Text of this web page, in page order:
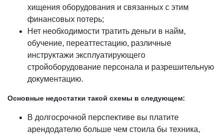
хищения оборудования и связанных с этим
финансовых потерь;
Нет необходимости тратить деньги в найм,
обучение, переаттестацию, различные
инструктажи эксплуатирующего
стройоборудование персонала и разрешительную
документацию.
Основные недостатки такой схемы в следующем:
В долгосрочной перспективе вы платите
арендодателю больше чем стоила бы техника,